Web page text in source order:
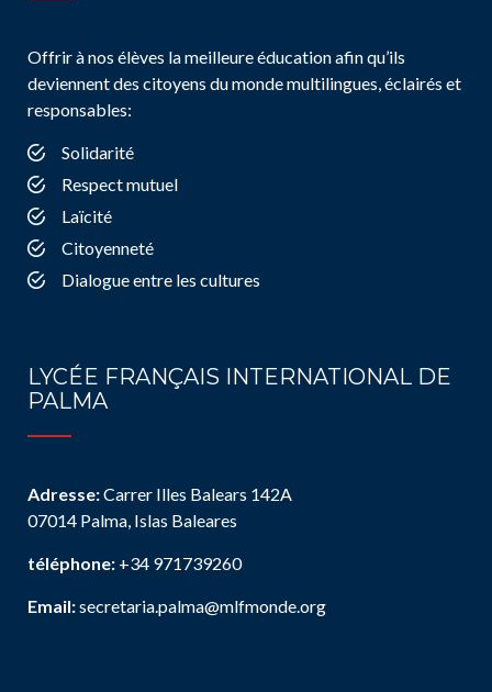
Offrir à nos élèves la meilleure éducation afin qu’ils
deviennent des citoyens du monde multilingues, éclairés et
responsables:
Solidarité
Respect mutuel
Laïcité
Citoyenneté
Dialogue entre les cultures
LYCÉE FRANÇAIS INTERNATIONAL DE
PALMA
Adresse:Carrer Illes Balears 142A
07014 Palma, Islas Baleares
téléphone: +34 971739260
Email:secretaria.palma@mlfmonde.org